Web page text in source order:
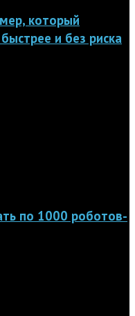
который
и без риска
по 1000 роботов-